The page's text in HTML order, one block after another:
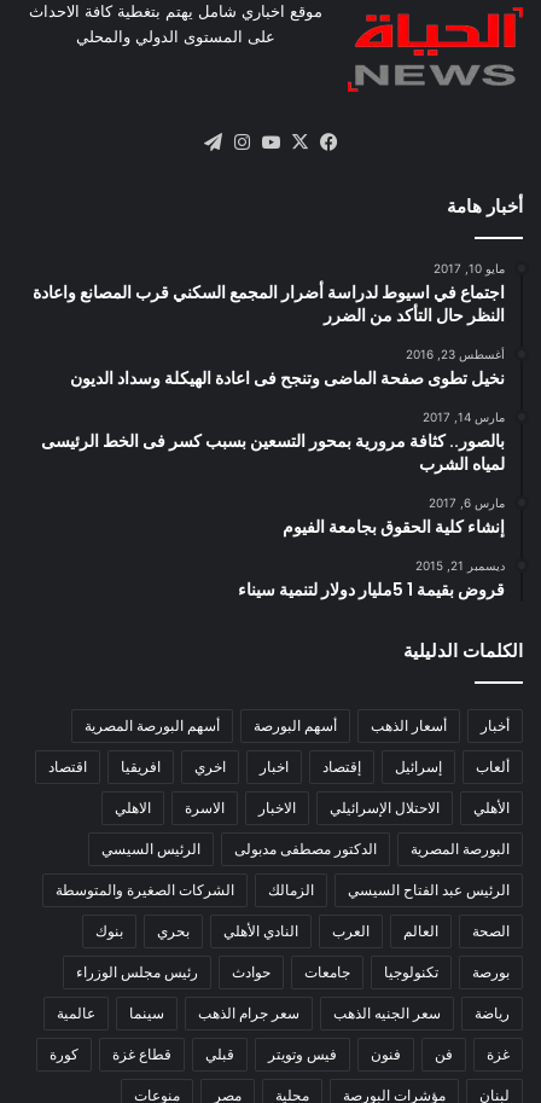
موقع اخباري شامل يهتم بتغطية كافة الاحداث
على المستوى الدولي والمحلي
فيسبوك
X يوتيوبانستقرام
أخبار هامة
مايو 10, 2017
اجتماع في اسيوط لدراسة أضرار المجمع السكني قرب المصانع واعادة
النظر حال التأكد من الضرر
أغسطس 23, 2016
نخيل تطوى صفحة الماضى وتنجح فى اعادة الهيكلة وسداد الديون
مارس 14, 2017
بالصور.. كثافة مرورية بمحور التسعين بسبب كسر فى الخط الرئيسى
لمياه الشرب
مارس 6, 2017
إنشاء كلية الحقوق بجامعة الفيوم
ديسمبر 21, 2015
قروض بقيمة 1 5مليار دولار لتنمية سيناء
الكلمات الدليلية
أخبار أسعار الذهب أسهم البورصة أسهم البورصة المصرية
ألعاب إسرائيل إقتصاد اخبار اخري افريقيا اقتصاد
الأهلي الاحتلال الإسرائيلي الاخبار الاسرة الاهلي
البورصة المصرية الدكتور مصطفى مدبولى الرئيس السيسي
الرئيس عبد الفتاح السيسي الزمالك الشركات الصغيرة والمتوسطة
الصحة العالم العرب النادي الأهلي بحري بنوك
بورصة تكنولوجيا جامعات حوادث رئيس مجلس الوزراء
رياضة سعر الجنيه الذهب سعر جرام الذهب سينما عالمية
غزة فن فنون فيس وتويتر قبلي قطاع غزة كورة
لبنان مؤشرات البورصة محلية مصر منوعات